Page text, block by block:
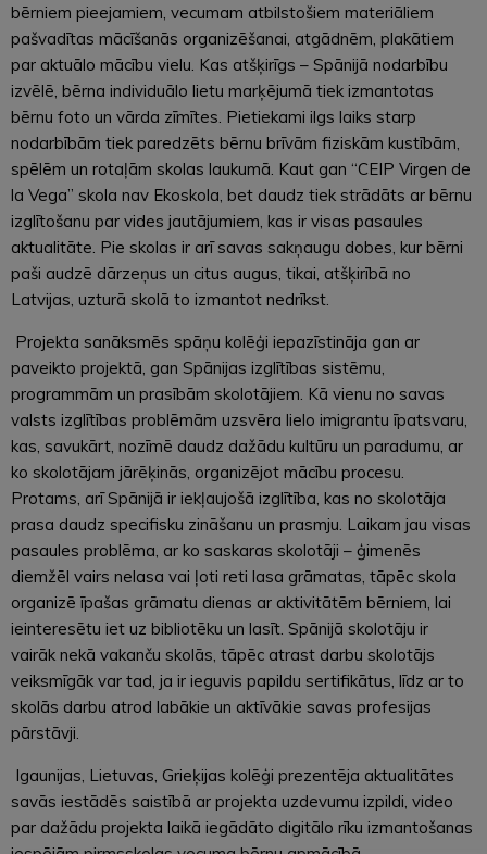
bērniem pieejamiem, vecumam atbilstošiem materiāliem
pašvadītas mācīšanās organizēšanai, atgādnēm, plakātiem
par aktuālo mācību vielu. Kas atšķirīgs – Spānijā nodarbību
izvēlē, bērna individuālo lietu marķējumā tiek izmantotas
bērnu foto un vārda zīmītes. Pietiekami ilgs laiks starp
nodarbībām tiek paredzēts bērnu brīvām fiziskām kustībām,
spēlēm un rotaļām skolas laukumā. Kaut gan “CEIP Virgen de
la Vega” skola nav Ekoskola, bet daudz tiek strādāts ar bērnu
izglītošanu par vides jautājumiem, kas ir visas pasaules
aktualitāte. Pie skolas ir arī savas sakņaugu dobes, kur bērni
paši audzē dārzeņus un citus augus, tikai, atšķirībā no
Latvijas, uzturā skolā to izmantot nedrīkst.
Projekta sanāksmēs spāņu kolēģi iepazīstināja gan ar
paveikto projektā, gan Spānijas izglītības sistēmu,
programmām un prasībām skolotājiem. Kā vienu no savas
valsts izglītības problēmām uzsvēra lielo imigrantu īpatsvaru,
kas, savukārt, nozīmē daudz dažādu kultūru un paradumu, ar
ko skolotājam jārēķinās, organizējot mācību procesu.
Protams, arī Spānijā ir iekļaujošā izglītība, kas no skolotāja
prasa daudz specifisku zināšanu un prasmju. Laikam jau visas
pasaules problēma, ar ko saskaras skolotāji – ģimenēs
diemžēl vairs nelasa vai ļoti reti lasa grāmatas, tāpēc skola
organizē īpašas grāmatu dienas ar aktivitātēm bērniem, lai
ieinteresētu iet uz bibliotēku un lasīt. Spānijā skolotāju ir
vairāk nekā vakanču skolās, tāpēc atrast darbu skolotājs
veiksmīgāk var tad, ja ir ieguvis papildu sertifikātus, līdz ar to
skolās darbu atrod labākie un aktīvākie savas profesijas
pārstāvji.
Igaunijas, Lietuvas, Grieķijas kolēģi prezentēja aktualitātes
savās iestādēs saistībā ar projekta uzdevumu izpildi, video
par dažādu projekta laikā iegādāto digitālo rīku izmantošanas